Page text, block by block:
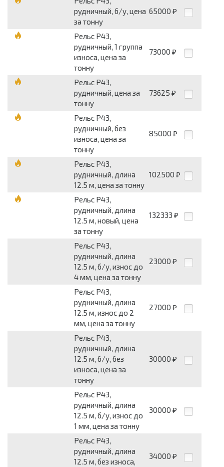
рудничный, б/у, цена
за тонну
65000 ₽
Рельс Р43,
рудничный, 1 группа
износа, цена за
тонну
73000 ₽
Рельс Р43,
рудничный, цена за
тонну
73625 ₽
Рельс Р43,
рудничный, без
износа, цена за
тонну
85000 ₽
Рельс Р43,
рудничный, длина
12.5 м, цена за тонну
102500 ₽
Рельс Р43,
рудничный, длина
12.5 м, новый, цена
за тонну
132333 ₽
Рельс Р43,
рудничный, длина
12.5 м, б/у, износ до
4 мм, цена за тонну
23000 ₽
Рельс Р43,
рудничный, длина
12.5 м, износ до 2
мм, цена за тонну
27000 ₽
Рельс Р43,
рудничный, длина
12.5 м, б/у, без
износа, цена за
тонну
30000 ₽
Рельс Р43,
рудничный, длина
12.5 м, б/у, износ до
1 мм, цена за тонну
30000 ₽
Рельс Р43,
рудничный, длина
12.5 м, без износа,
34000 ₽